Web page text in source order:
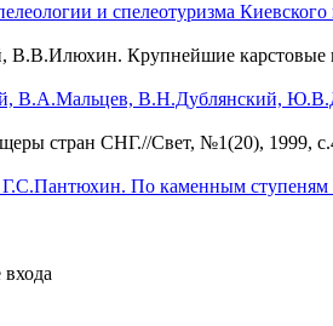
и спелеотуризма
В.В.Илюхин. Крупнейшие
В.А.Мальцев, В.Н.Дублянский,
стран СНГ.//Свет, №1(20), 1999,
По каменным ступеням
входа